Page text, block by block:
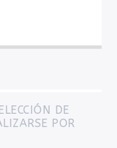
DE
POR